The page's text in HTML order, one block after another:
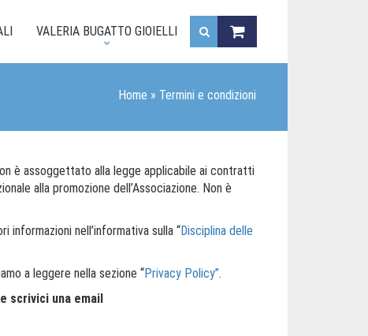
VALERIA BUGATTO GIOIELLI
Home » Termini e condizioni
è assoggettato alla legge applicabile ai contratti
alla promozione dell’Associazione. Non è
nell’informativa sulla “Disciplina delle
a leggere nella sezione “Privacy Policy”.
scrivici una email